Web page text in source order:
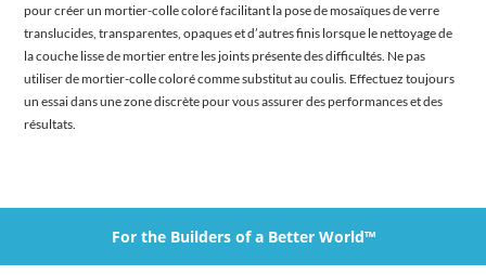
pour créer un mortier-colle coloré facilitant la pose de mosaïques de verre
translucides, transparentes, opaques et d’autres finis lorsque le nettoyage de
la couche lisse de mortier entre les joints présente des difficultés. Ne pas
utiliser de mortier-colle coloré comme substitut au coulis. Effectuez toujours
un essai dans une zone discrète pour vous assurer des performances et des
résultats.
For the Builders of a Better World™